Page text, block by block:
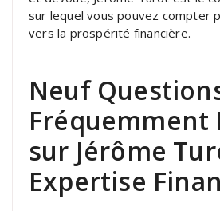
sur lequel vous pouvez compter
vers la prospérité financière.
Neuf
Fréquemment
sur Jérôme
Expertise